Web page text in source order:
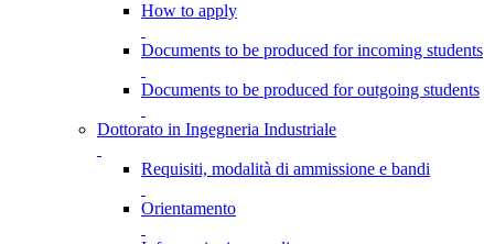
How to apply
Documents to be produced for incoming students
Documents to be produced for outgoing students
Dottorato in Ingegneria Industriale
Requisiti, modalità di ammissione e bandi
Orientamento